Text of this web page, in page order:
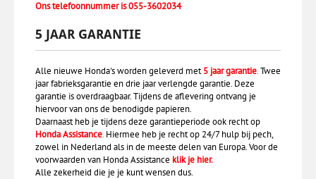
Ons telefoonnummer is 055-3602034
5 JAAR GARANTIE
Alle nieuwe Honda's worden geleverd met 5 jaar garantie.Twee
jaar fabrieksgarantie en drie jaar verlengde garantie. Deze
garantie is overdraagbaar. Tijdens de aflevering ontvang je
hiervoor van ons de benodigde papieren.
Daarnaast heb je tijdens deze garantieperiode ook recht op
Honda Assistance. Hiermee heb je recht op 24/7 hulp bij pech,
zowel in Nederland als in de meeste delen van Europa. Voor de
voorwaarden van Honda Assistance klik je hier.
Alle zekerheid die je je kunt wensen dus.